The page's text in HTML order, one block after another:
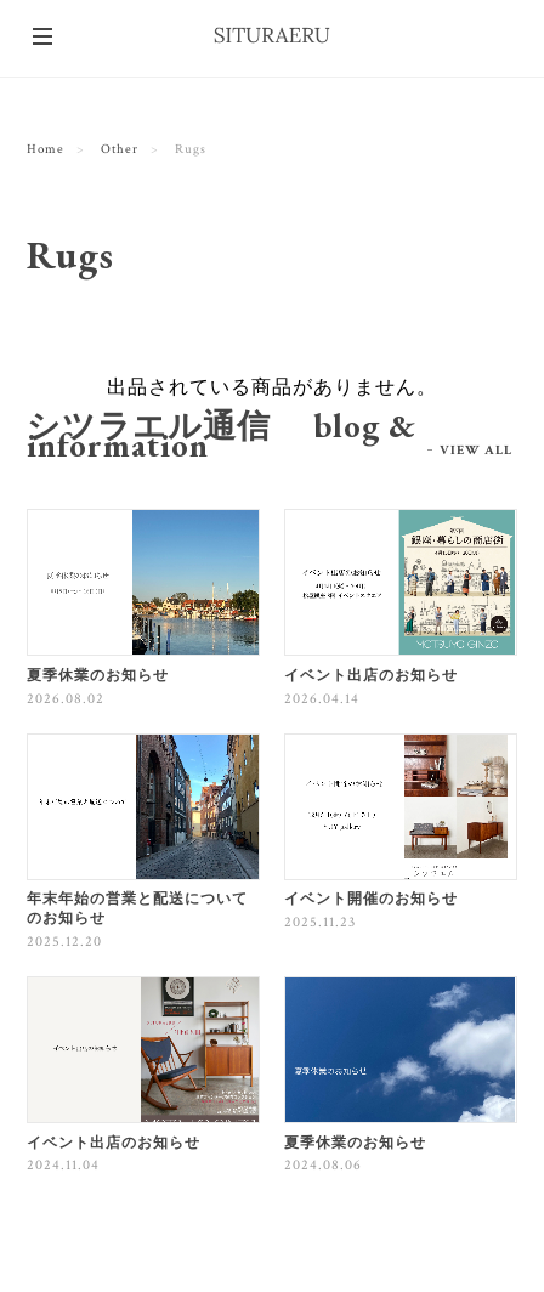
Home Other Rugs
Rugs
出品されている商品がありません。
シツラエル通信 blog &
information VIEW ALL
夏季休業のお知らせ
2026.08.02
イベント出店のお知らせ
2026.04.14
年末年始の営業と配送について
のお知らせ
2025.12.20
イベント開催のお知らせ
2025.11.23
イベント出店のお知らせ
2024.11.04
夏季休業のお知らせ
2024.08.06